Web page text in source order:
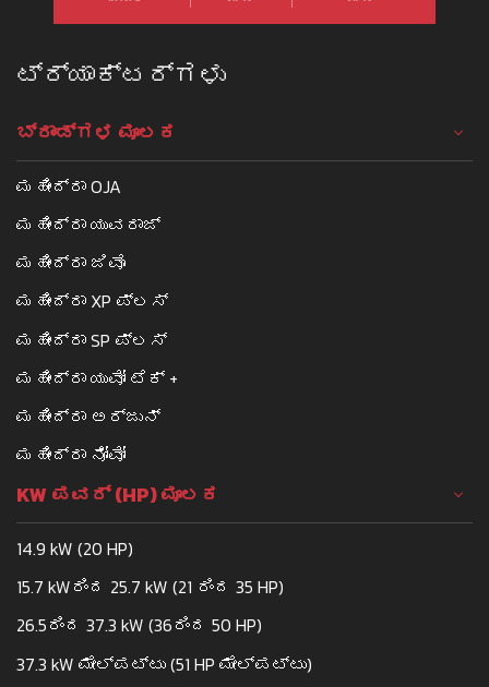
ಟ್ರ್ಯಾಕ್ಟರ್ಗಳು
ಬ್ರಾಂಡ್ಗಳ ಮೂಲಕ
ಮಹೀಂದ್ರಾ OJA
ಮಹೀಂದ್ರಾ ಯುವರಾಜ್
ಮಹೀಂದ್ರಾ ಜಿವೊ
ಮಹೀಂದ್ರಾ XP ಪ್ಲಸ್
ಮಹೀಂದ್ರಾ SP ಪ್ಲಸ್
ಮಹೀಂದ್ರಾ ಯುವೋ ಟೆಕ್ +
ಮಹೀಂದ್ರಾ ಅರ್ಜುನ್
ಮಹೀಂದ್ರಾ ನೋವೋ
KW ಪವರ್ (HP) ಮೂಲಕ
14.9 kW (20 HP)
15.7 kWರಿಂದ 25.7 kW (21 ರಿಂದ 35 HP)
26.5ರಿಂದ 37.3 kW (36ರಿಂದ 50 HP)
37.3 kW ಮೇಲ್ಪಟ್ಟು (51 HP ಮೇಲ್ಪಟ್ಟು)